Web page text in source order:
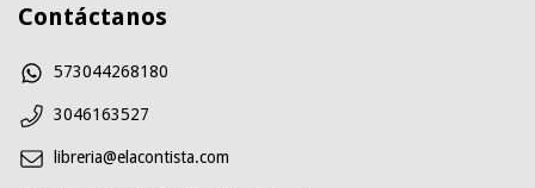
Contáctanos
573044268180
3046163527
libreria@elacontista.com